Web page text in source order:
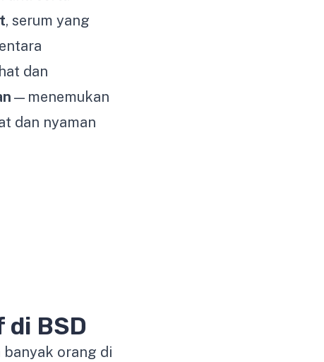
, serum yang
dan
—menemukan
dan nyaman
BSD
orang di